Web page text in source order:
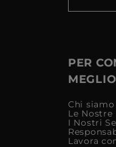
PER
MEGLIO
Chi siamo
Le
I Nostri
Lavora